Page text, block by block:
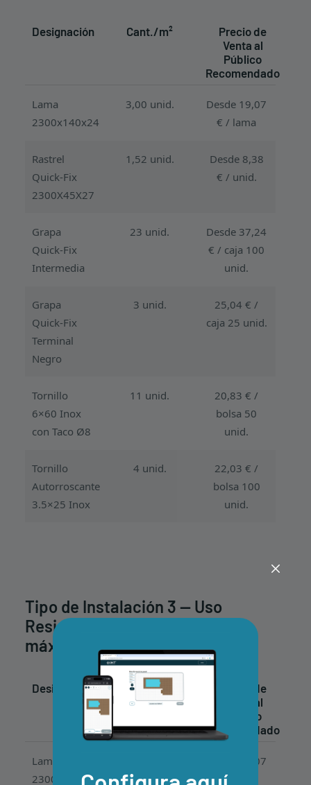
Designación Cant./m²
Precio de
Venta al
Público
Recomendado
Lama
2300x140x24
3,00 unid.
Desde 19,07
€ / lama
Rastrel
Quick-Fix
2300X45X27
1,52 unid.
Desde 8,38
€ / unid.
Grapa
Quick-Fix
Intermedia
23 unid.
Desde 37,24
€ / caja 100
unid.
Grapa
Quick-Fix
Terminal
Negro
3 unid.
25,04 € /
caja 25 unid.
Tornillo
6×60 Inox
con Taco Ø8
11 unid.
20,83 € /
bolsa 50
unid.
Tornillo
Autorroscante
3.5×25 Inox
4 unid.
22,03 € /
bolsa 100
unid.
Tipo de Instalación 3 — Uso
Residencial / Comercial (Carga
máxima 200 kg/m²)
Designación Cant./m²
Precio de
Venta al
Público
Recomendado
Lama
2300x140x24
Desde 19,07
€ / lama